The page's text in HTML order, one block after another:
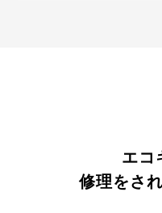
エコ
修理をさ